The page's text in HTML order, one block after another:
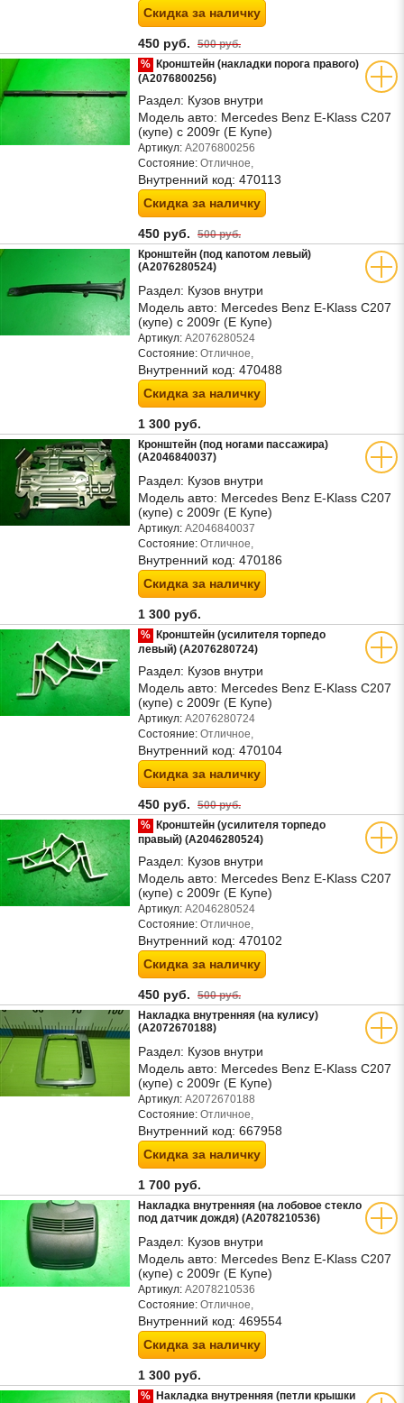
Скидка за наличку
450 руб. 500 руб.
% Кронштейн (накладки порога правого)
(A2076800256)
Раздел: Кузов внутри
Модель авто: Mercedes Benz E-Klass C207
(купе) с 2009г (Е Купе)
Артикул: A2076800256
Состояние: Отличное,
Внутренний код: 470113
Скидка за наличку
450 руб. 500 руб.
Кронштейн (под капотом левый)
(A2076280524)
Раздел: Кузов внутри
Модель авто: Mercedes Benz E-Klass C207
(купе) с 2009г (Е Купе)
Артикул: A2076280524
Состояние: Отличное,
Внутренний код: 470488
Скидка за наличку
1 300 руб.
Кронштейн (под ногами пассажира)
(A2046840037)
Раздел: Кузов внутри
Модель авто: Mercedes Benz E-Klass C207
(купе) с 2009г (Е Купе)
Артикул: A2046840037
Состояние: Отличное,
Внутренний код: 470186
Скидка за наличку
1 300 руб.
% Кронштейн (усилителя торпедо
левый) (A2076280724)
Раздел: Кузов внутри
Модель авто: Mercedes Benz E-Klass C207
(купе) с 2009г (Е Купе)
Артикул: A2076280724
Состояние: Отличное,
Внутренний код: 470104
Скидка за наличку
450 руб. 500 руб.
% Кронштейн (усилителя торпедо
правый) (A2046280524)
Раздел: Кузов внутри
Модель авто: Mercedes Benz E-Klass C207
(купе) с 2009г (Е Купе)
Артикул: A2046280524
Состояние: Отличное,
Внутренний код: 470102
Скидка за наличку
450 руб. 500 руб.
Накладка внутренняя (на кулису)
(A2072670188)
Раздел: Кузов внутри
Модель авто: Mercedes Benz E-Klass C207
(купе) с 2009г (Е Купе)
Артикул: A2072670188
Состояние: Отличное,
Внутренний код: 667958
Скидка за наличку
1 700 руб.
Накладка внутренняя (на лобовое стекло
под датчик дождя) (A2078210536)
Раздел: Кузов внутри
Модель авто: Mercedes Benz E-Klass C207
(купе) с 2009г (Е Купе)
Артикул: A2078210536
Состояние: Отличное,
Внутренний код: 469554
Скидка за наличку
1 300 руб.
% Накладка внутренняя (петли крышки